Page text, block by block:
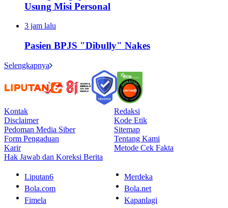
Usung Misi Personal
3 jam lalu
Pasien BPJS "Dibully" Nakes
Selengkapnya
Kontak
Redaksi
Disclaimer
Kode Etik
Pedoman Media Siber
Sitemap
Form Pengaduan
Tentang Kami
Karir
Metode Cek Fakta
Hak Jawab dan Koreksi Berita
Liputan6
Merdeka
Bola.com
Bola.net
Fimela
Kapanlagi